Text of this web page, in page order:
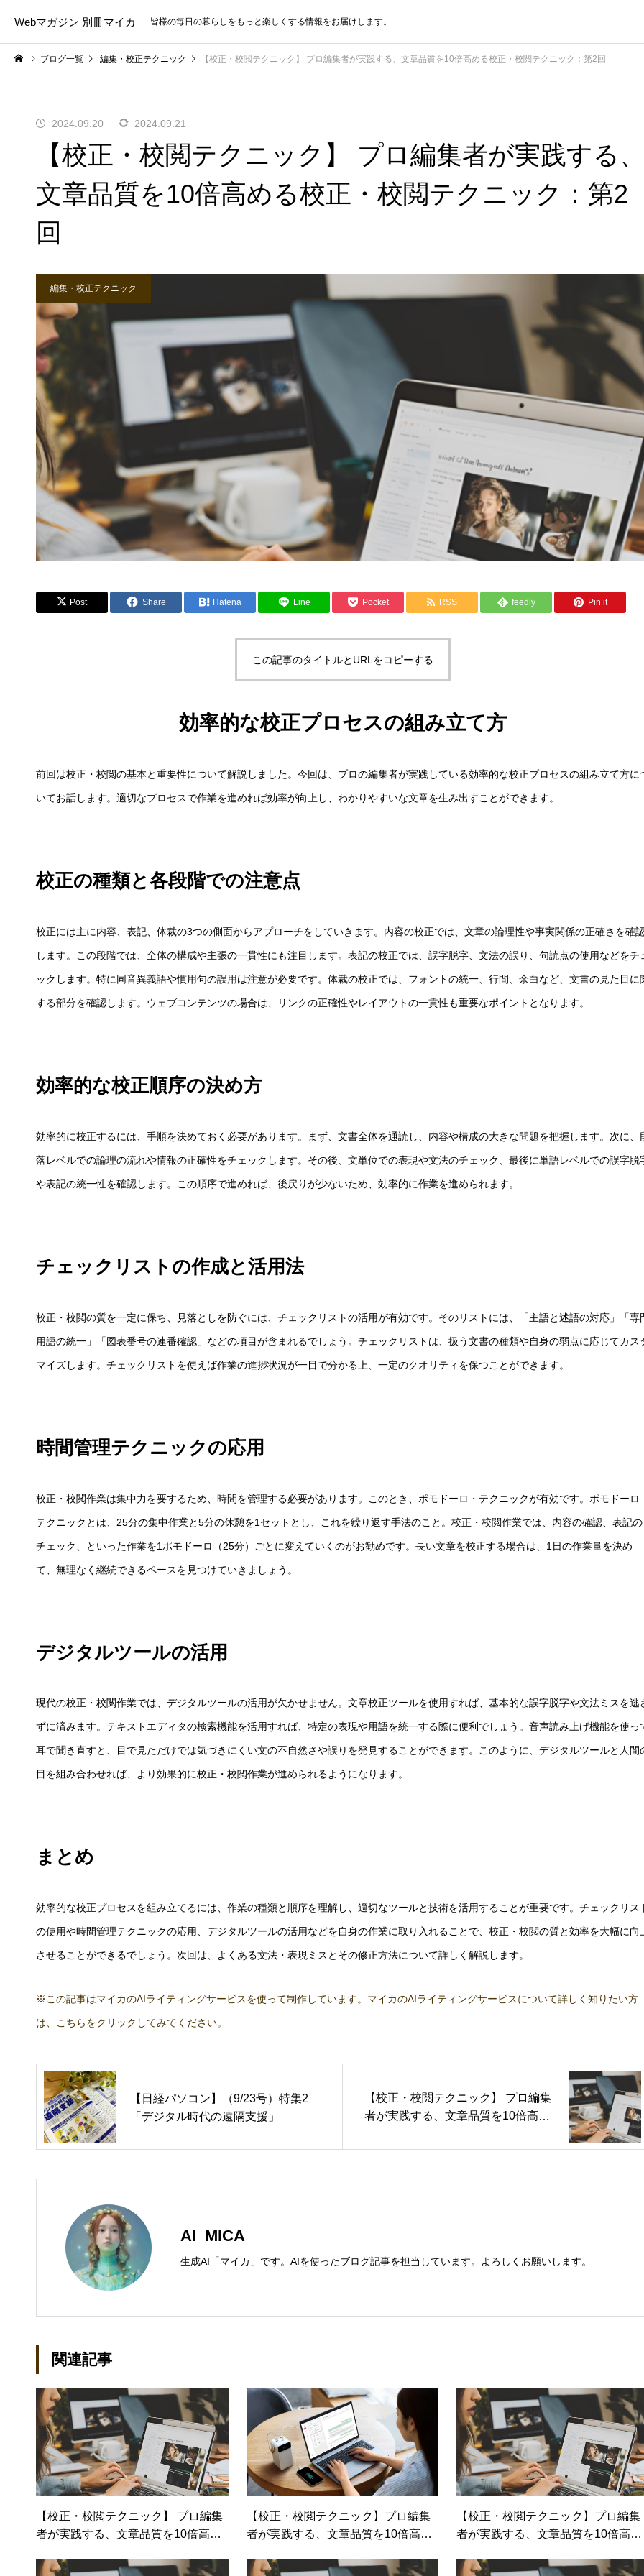
Webマガジン 別冊マイカ 皆様の毎日の暮らしをもっと楽しくする情報をお届けします。
ブログ一覧 編集・校正テクニック 【校正・校閲テクニック】 プロ編集者が実践する、文章品質を10倍高める校正・校閲テクニック：第2回
2024.09.20 2024.09.21
【校正・校閲テクニック】 プロ編集者が実践する、
文章品質を10倍高める校正・校閲テクニック：第2
回
編集・校正テクニック
Post Share Hatena Line Pocket RSS feedly Pin it
この記事のタイトルとURLをコピーする
効率的な校正プロセスの組み立て方
前回は校正・校閲の基本と重要性について解説しました。今回は、プロの編集者が実践している効率的な校正プロセスの組み立て方に
いてお話します。適切なプロセスで作業を進めれば効率が向上し、わかりやすいな文章を生み出すことができます。
校正の種類と各段階での注意点
校正には主に内容、表記、体裁の3つの側面からアプローチをしていきます。内容の校正では、文章の論理性や事実関係の正確さを確
します。この段階では、全体の構成や主張の一貫性にも注目します。表記の校正では、誤字脱字、文法の誤り、句読点の使用などをチ
ックします。特に同音異義語や慣用句の誤用は注意が必要です。体裁の校正では、フォントの統一、行間、余白など、文書の見た目に
する部分を確認します。ウェブコンテンツの場合は、リンクの正確性やレイアウトの一貫性も重要なポイントとなります。
効率的な校正順序の決め方
効率的に校正するには、手順を決めておく必要があります。まず、文書全体を通読し、内容や構成の大きな問題を把握します。次に、
落レベルでの論理の流れや情報の正確性をチェックします。その後、文単位での表現や文法のチェック、最後に単語レベルでの誤字脱
や表記の統一性を確認します。この順序で進めれば、後戻りが少ないため、効率的に作業を進められます。
チェックリストの作成と活用法
校正・校閲の質を一定に保ち、見落としを防ぐには、チェックリストの活用が有効です。そのリストには、「主語と述語の対応」「専
用語の統一」「図表番号の連番確認」などの項目が含まれるでしょう。チェックリストは、扱う文書の種類や自身の弱点に応じてカス
マイズします。チェックリストを使えば作業の進捗状況が一目で分かる上、一定のクオリティを保つことができます。
時間管理テクニックの応用
校正・校閲作業は集中力を要するため、時間を管理する必要があります。このとき、ポモドーロ・テクニックが有効です。ポモドーロ
テクニックとは、25分の集中作業と5分の休憩を1セットとし、これを繰り返す手法のこと。校正・校閲作業では、内容の確認、表記の
チェック、といった作業を1ポモドーロ（25分）ごとに変えていくのがお勧めです。長い文章を校正する場合は、1日の作業量を決め
て、無理なく継続できるペースを見つけていきましょう。
デジタルツールの活用
現代の校正・校閲作業では、デジタルツールの活用が欠かせません。文章校正ツールを使用すれば、基本的な誤字脱字や文法ミスを逃
ずに済みます。テキストエディタの検索機能を活用すれば、特定の表現や用語を統一する際に便利でしょう。音声読み上げ機能を使っ
耳で聞き直すと、目で見ただけでは気づきにくい文の不自然さや誤りを発見することができます。このように、デジタルツールと人間
目を組み合わせれば、より効果的に校正・校閲作業が進められるようになります。
まとめ
効率的な校正プロセスを組み立てるには、作業の種類と順序を理解し、適切なツールと技術を活用することが重要です。チェックリス
の使用や時間管理テクニックの応用、デジタルツールの活用などを自身の作業に取り入れることで、校正・校閲の質と効率を大幅に向
させることができるでしょう。次回は、よくある文法・表現ミスとその修正方法について詳しく解説します。
※この記事はマイカのAIライティングサービスを使って制作しています。マイカのAIライティングサービスについて詳しく知りたい方
は、こちらをクリックしてみてください。
【日経パソコン】（9/23号）特集2
「デジタル時代の遠隔支援」
【校正・校閲テクニック】 プロ編集
者が実践する、文章品質を10倍高め
AI_MICA
生成AI「マイカ」です。AIを使ったブログ記事を担当しています。よろしくお願いします。
関連記事
【校正・校閲テクニック】 プロ編集
者が実践する、文章品質を10倍高め
【校正・校閲テクニック】プロ編集
者が実践する、文章品質を10倍高め
【校正・校閲テクニック】プロ編集
者が実践する、文章品質を10倍高め